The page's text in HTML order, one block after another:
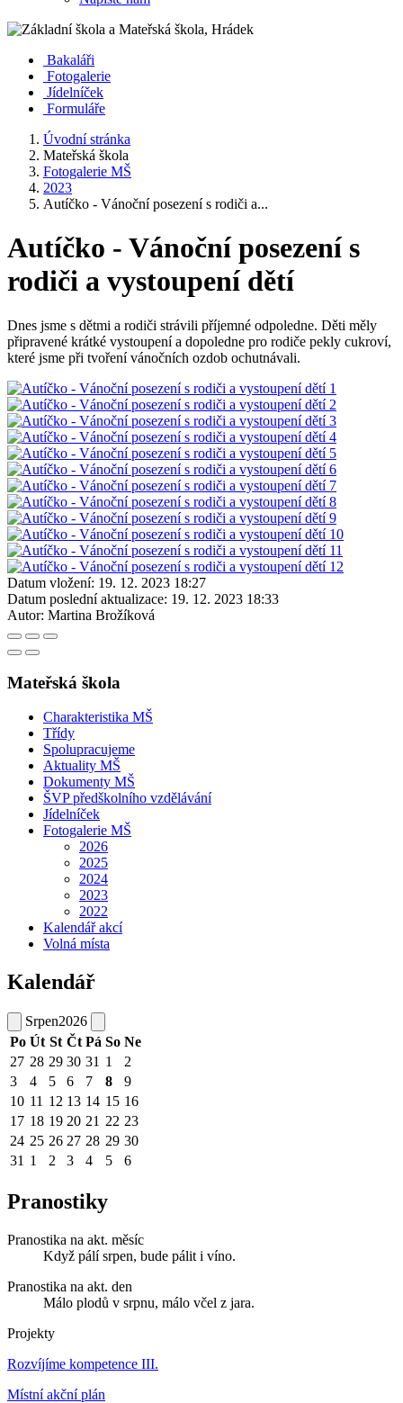
Bakaláři
Fotogalerie
Jídelníček
Formuláře
Úvodní stránka
Mateřská škola
Fotogalerie MŠ
2023
Autíčko - Vánoční posezení s rodiči a...
Autíčko - Vánoční posezení s
rodiči a vystoupení dětí
Dnes jsme s dětmi a rodiči strávili příjemné odpoledne. Děti měly
připravené krátké vystoupení a dopoledne pro rodiče pekly cukroví,
které jsme při tvoření vánočních ozdob ochutnávali.
Datum vložení: 19. 12. 2023 18:27
Datum poslední aktualizace: 19. 12. 2023 18:33
Autor: Martina Brožíková
Mateřská škola
Charakteristika MŠ
Třídy
Spolupracujeme
Aktuality MŠ
Dokumenty MŠ
ŠVP předškolního vzdělávání
Jídelníček
Fotogalerie MŠ
2026
2025
2024
2023
2022
Kalendář akcí
Volná místa
Kalendář
Srpen2026
Po Út St Čt Pá So Ne
27 28 29 30 31 1
2
3
4 5 6 7 8
9
10 11 12 13 14 15 16
17 18 19 20 21 22 23
24 25 26 27 28 29 30
31 1 2 3 4 5 6
Pranostiky
Pranostika na akt. měsíc
Když pálí srpen, bude pálit i víno.
Pranostika na akt. den
Málo plodů v srpnu, málo včel z jara.
Projekty
Rozvíjíme kompetence III.
Místní akční plán